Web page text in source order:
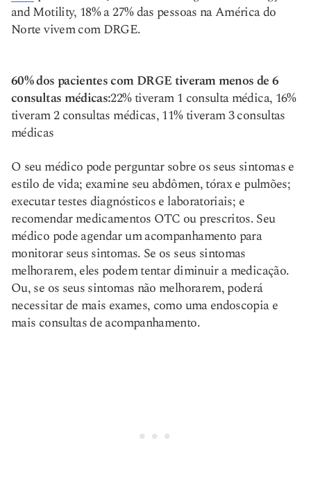
and Motility, 18% a 27% das pessoas na América do
Norte vivem com DRGE.
60% dos pacientes com DRGE tiveram menos de 6
consultas médicas:22% tiveram 1 consulta médica, 16%
tiveram 2 consultas médicas, 11% tiveram 3 consultas
médicas
O seu médico pode perguntar sobre os seus sintomas e
estilo de vida; examine seu abdômen, tórax e pulmões;
executar testes diagnósticos e laboratoriais; e
recomendar medicamentos OTC ou prescritos. Seu
médico pode agendar um acompanhamento para
monitorar seus sintomas. Se os seus sintomas
melhorarem, eles podem tentar diminuir a medicação.
Ou, se os seus sintomas não melhorarem, poderá
necessitar de mais exames, como uma endoscopia e
mais consultas de acompanhamento.